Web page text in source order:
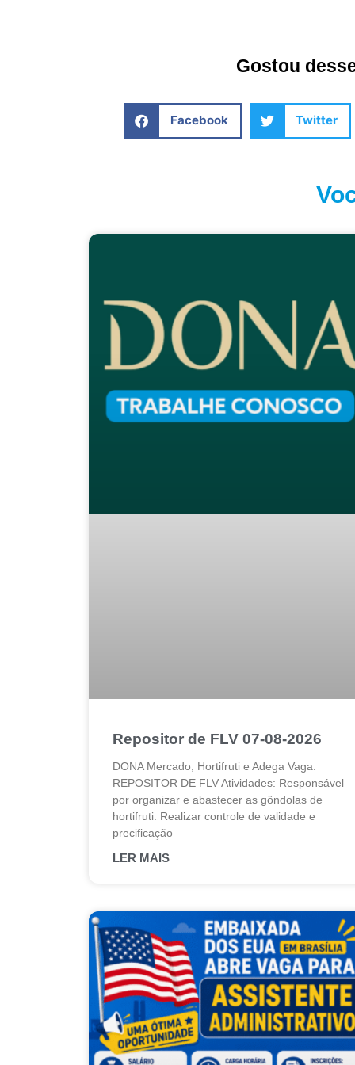
Gostou
Facebook Twitter
Repositor de FLV 07-08-2026
DONA Mercado, Hortifruti e Adega Vaga:
REPOSITOR DE FLV Atividades: Responsável
por organizar e abastecer as gôndolas de
hortifruti. Realizar controle de validade e
precificação
LER MAIS